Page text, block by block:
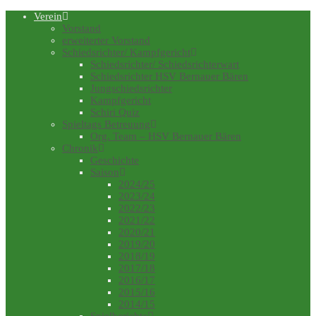
Verein
Vorstand
erweiterter Vorstand
Schiedsrichter/ Kampfgericht
Schiedsrichter/ Schiedsrichterwart
Schiedsrichter HSV Bernauer Bären
Jungschiedsrichter
Kampfgericht
Schiri Quiz
Spieltags Betreuung
Org. Team – HSV Bernauer Bären
Chronik
Geschichte
Saison
2024/25
2023/24
2022/23
2021/22
2020/21
2019/20
2018/19
2017/18
2016/17
2015/16
2014/15